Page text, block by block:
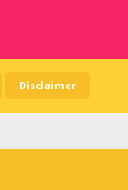
Disclaimer